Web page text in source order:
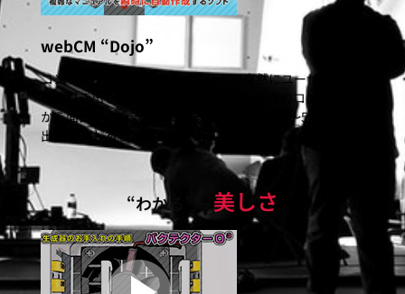
webCM “Dojo”
コンテンツをおもしろくすることで自然にユーザーの興
味を引き出し訴求力を上げられます。通常のコンテンツ
から面白いコンテンツにすることで売上に4〜5倍の差が
出ることもあると言われています。
“わかる”＋ 美しさ